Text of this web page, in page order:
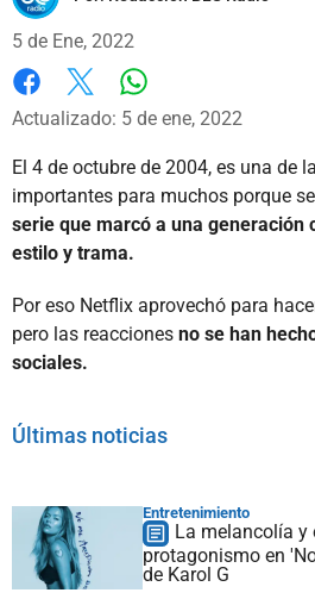
5 de Ene, 2022
Facebook
X
Actualizado: 5 de ene, 2022
El 4 de octubre de 2004, es una de
importantes para muchos porque se
serie que marcó a una generación
estilo y trama.
Por eso Netflix aprovechó para
pero las reacciones no se han
sociales.
Últimas noticias
Entretenimiento
La melancolía y
protagonismo en
de Karol G